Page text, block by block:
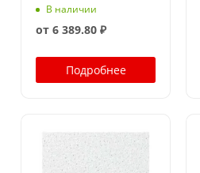
В наличии
от 6 389.80 ₽
Подробнее